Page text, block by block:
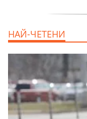
НАЙ-ЧЕТЕНИ